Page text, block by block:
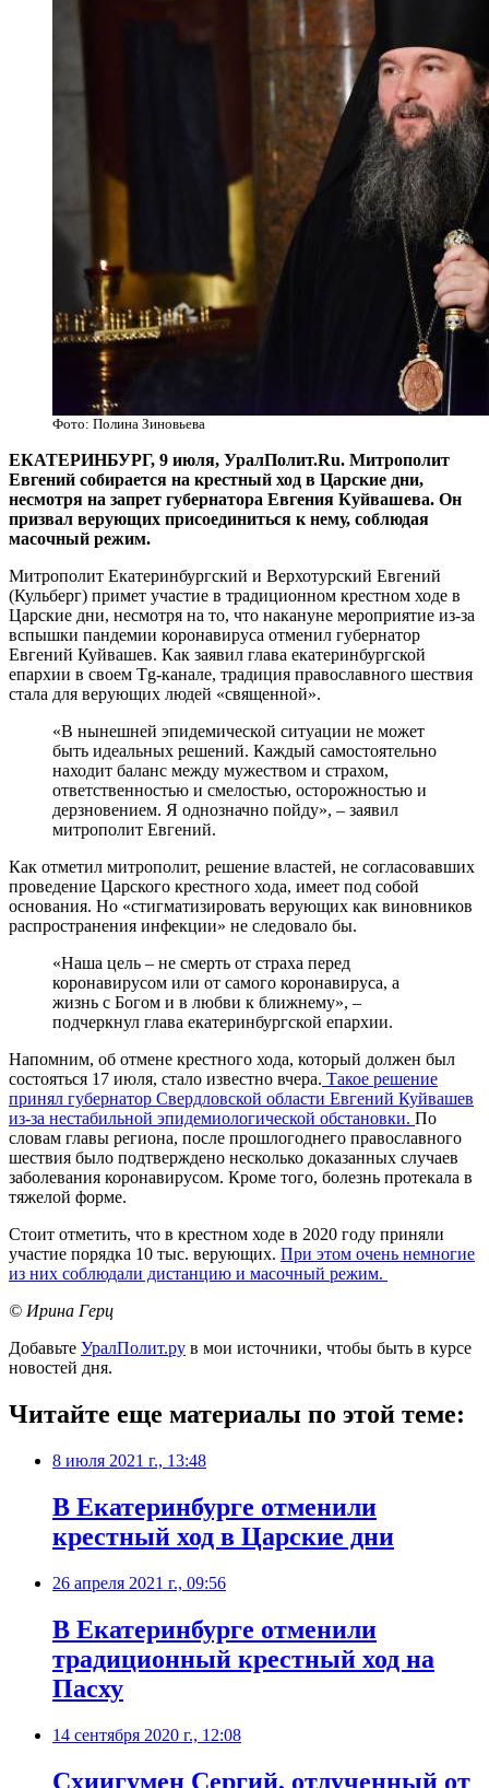
Фото: Полина Зиновьева
​ЕКАТЕРИНБУРГ, 9 июля, УралПолит.Ru. Митрополит
Евгений собирается на крестный ход в Царские дни,
несмотря на запрет губернатора Евгения Куйвашева. Он
призвал верующих присоединиться к нему, соблюдая
масочный режим.
Митрополит Екатеринбургский и Верхотурский Евгений
(Кульберг) примет участие в традиционном крестном ходе в
Царские дни, несмотря на то, что накануне мероприятие из-за
вспышки пандемии коронавируса отменил губернатор
Евгений Куйвашев. Как заявил глава екатеринбургской
епархии в своем Tg-канале, традиция православного шествия
стала для верующих людей «священной».
«В нынешней эпидемической ситуации не может
быть идеальных решений. Каждый самостоятельно
находит баланс между мужеством и страхом,
ответственностью и смелостью, осторожностью и
дерзновением. Я однозначно пойду», – заявил
митрополит Евгений.
Как отметил митрополит, решение властей, не согласовавших
проведение Царского крестного хода, имеет под собой
основания. Но «стигматизировать верующих как виновников
распространения инфекции» не следовало бы.
«Наша цель – не смерть от страха перед
коронавирусом или от самого коронавируса, а
жизнь с Богом и в любви к ближнему», –
подчеркнул глава екатеринбургской епархии.
Напомним, об отмене крестного хода, который должен был
состояться 17 июля, стало известно вчера. Такое решение
принял губернатор Свердловской области Евгений Куйвашев
из-за нестабильной эпидемиологической обстановки. По
словам главы региона, после прошлогоднего православного
шествия было подтверждено несколько доказанных случаев
заболевания коронавирусом. Кроме того, болезнь протекала в
тяжелой форме.
Стоит отметить, что в крестном ходе в 2020 году приняли
участие порядка 10 тыс. верующих. При этом очень немногие
из них соблюдали дистанцию и масочный режим.
© Ирина Герц
Добавьте УралПолит.ру в мои источники, чтобы быть в курсе
новостей дня.
Читайте еще материалы по этой теме:
8 июля 2021 г., 13:48
В Екатеринбурге отменили
крестный ход в Царские дни
26 апреля 2021 г., 09:56
​В Екатеринбурге отменили
традиционный крестный ход на
Пасху
14 сентября 2020 г., 12:08
Схиигумен Сергий, отлученный от